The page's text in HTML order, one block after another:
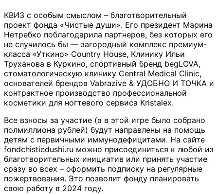
КВИЗ с особым смыслом – благотворительный
проект фонда «Чистые души». Его президент Марина
Нетребко поблагодарила партнеров, без которых его
не случилось бы — загородный комплекс премиум-
класса «Уткино» Country House, Клинику Ильи
Труханова в Куркино, спортивный бренд begLOVA,
стоматологическую клинику Central Medical Clinic,
основателей брендов Vabrazive & УДОБНО И ТОЧКА и
контрактное производство профессиональной
косметики для ногтевого сервиса Kristalex.
Все взносы за участие (а в этой игре было собрано
полмиллиона рублей) будут направлены на помощь
детям с первичными иммунодефицитами. На сайте
fondchistiedushi.ru можно присоединиться к любой из
благотворительных инициатив или принять участие
сразу во всех – оформить подписку на регулярные
пожертвования. Это позволит фонду планировать
свою работу в 2024 году.